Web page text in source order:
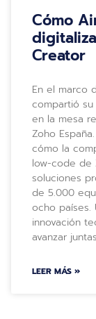
Cómo
Creator
En el marco
compartió
en la mesa
Zoho
cómo la
low-code de
soluciones
de 5.000
ocho países.
innovación
avanzar
LEER MÁS »